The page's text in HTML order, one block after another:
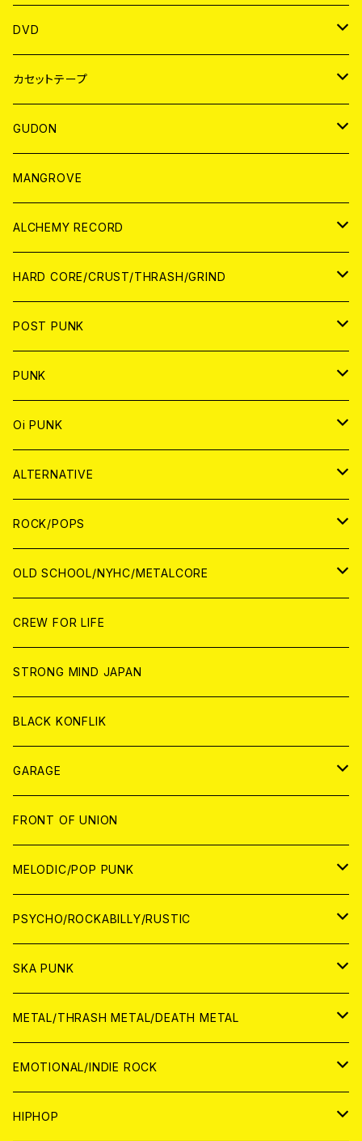
ANALOG
アパレル
BADGE
DVD
JAPAN
WORLD
カセットテープ
JAPAN
WORLD
GUDON
アパレル
PATCH
アナログ
DIGITAL CONTENTS
MANGROVE
ALCHEMY RECORD
CD
ANALOG
HARD CORE/CRUST/THRASH/GRIND
JAPAN
CD
ANALOG
WORLD
CD
ANALOG
POST PUNK
CD
JAPAN
WORLD
ANALOG
JAPAN
WORLD
PUNK
JAPAN
CD
ANALOG
WORLD
CD
ANALOG
Oi PUNK
JAPAN
CD
ANALOG
WOLRD
CD
ANALOG
ALTERNATIVE
JAPAN
CD
ANALOG
WORLD
CD
ANALOG
ROCK/POPS
JAPAN
CD
ANALOG
WORLD
CD
ANALOG
OLD SCHOOL/NYHC/METALCORE
JAPAN
CD
ANALOG
WORLD
CD
ANALOG
CREW FOR LIFE
STRONG MIND JAPAN
BLACK KONFLIK
GARAGE
JAPAN
アナログ
CD
WORLD
アナログ
CD
FRONT OF UNION
MELODIC/POP PUNK
JAPAN
CD
ANALOG
WORLD
CD
ANALOG
PSYCHO/ROCKABILLY/RUSTIC
JAPAN
CD
ANALOG
WORLD
CD
ANALOG
SKA PUNK
JAPAN
CD
ANALOG
WORLD
CD
METAL/THRASH METAL/DEATH METAL
JAPAN
CD
WORLD
EMOTIONAL/INDIE ROCK
JAPAN
HIPHOP